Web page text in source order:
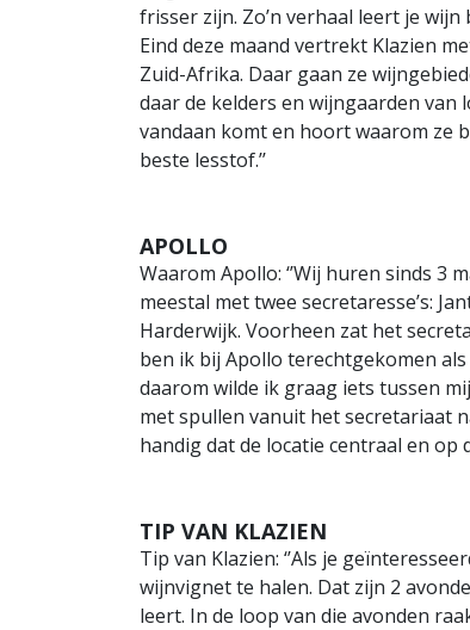
frisser zijn. Zo’n verhaal leert je wijn
Eind deze maand vertrekt Klazien
Zuid-Afrika. Daar gaan ze
daar de kelders en wijngaarden van
vandaan komt en hoort waarom ze
beste lesstof.’’
APOLLO
Waarom Apollo: ‘’Wij huren sinds 3
meestal met twee secretaresse’s:
Harderwijk. Voorheen zat het
ben ik bij Apollo terechtgekomen
daarom wilde ik graag iets tussen
met spullen vanuit het secretariaat
handig dat de locatie centraal en op
TIP VAN KLAZIEN
Tip van Klazien: ‘’Als je
wijnvignet te halen. Dat zijn 2
leert. In de loop van die avonden